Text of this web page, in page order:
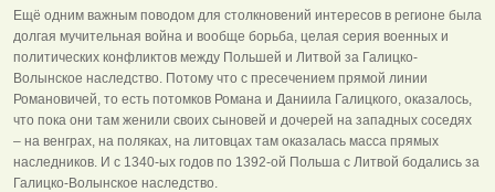
Ещё одним важным поводом для столкновений интересов в регионе была
долгая мучительная война и вообще борьба, целая серия военных и
политических конфликтов между Польшей и Литвой за Галицко-
Волынское наследство. Потому что с пресечением прямой линии
Романовичей, то есть потомков Романа и Даниила Галицкого, оказалось,
что пока они там женили своих сыновей и дочерей на западных соседях
– на венграх, на поляках, на литовцах там оказалась масса прямых
наследников. И с 1340-ых годов по 1392-ой Польша с Литвой бодались за
Галицко-Волынское наследство.